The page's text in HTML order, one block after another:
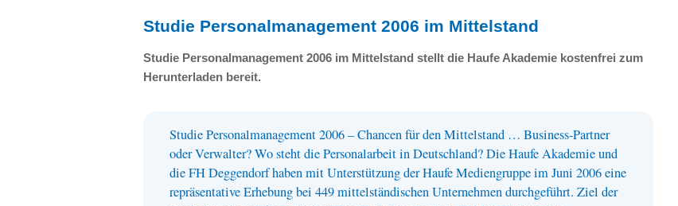
Studie Personalmanagement 2006 im Mittelstand
Studie Personalmanagement 2006 im Mittelstand stellt die Haufe Akademie kostenfrei zum
Herunterladen bereit.
Studie Personalmanagement 2006 – Chancen für den Mittelstand … Business-Partner
oder Verwalter? Wo steht die Personalarbeit in Deutschland? Die Haufe Akademie und
die FH Deggendorf haben mit Unterstützung der Haufe Mediengruppe im Juni 2006 eine
repräsentative Erhebung bei 449 mittelständischen Unternehmen durchgeführt. Ziel der